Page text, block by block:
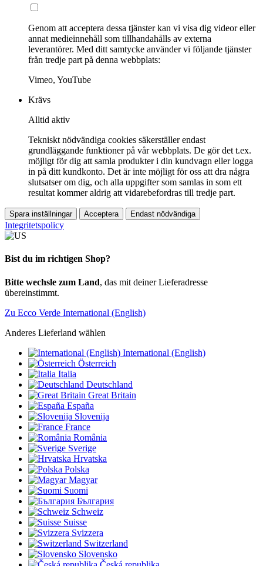
Genom att acceptera dessa tjänster kan vi visa dig videor eller
annat medieinnehåll som tillhandahålls av externa
leverantörer. Med ditt samtycke använder vi följande tjänster
från tredje part på denna webbplats:
Vimeo, YouTube
Krävs
Alltid aktiv
Tekniskt nödvändiga cookies säkerställer endast
grundläggande funktioner på vår webbplats. De gör det t.ex.
möjligt för dig att samla produkter i din kundvagn eller logga
in på ditt kundkonto. Det är inte möjligt för oss att dra några
slutsatser om dig, och alla uppgifter som samlas in som ett
resultat kommer aldrig att vidarebefordras till tredje part.
Spara inställningar Acceptera Endast nödvändiga
Integritetspolicy
Bist du im richtigen Shop?
Bitte wechsle zum Land, das mit deiner Lieferadresse
übereinstimmt.
Zu Ecco Verde International (English)
Anderes Lieferland wählen
International (English)
Österreich
Italia
Deutschland
Great Britain
España
Slovenija
France
România
Sverige
Hrvatska
Polska
Magyar
Suomi
България
Schweiz
Suisse
Svizzera
Switzerland
Slovensko